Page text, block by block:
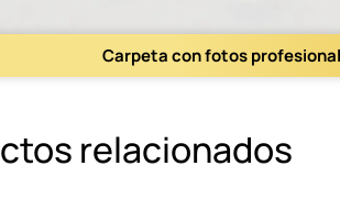
Carpeta con fotos
relacionados